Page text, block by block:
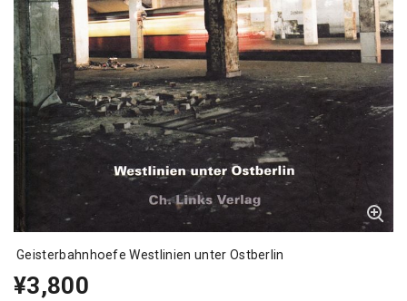
Geisterbahnhoefe Westlinien unter Ostberlin
¥3,800